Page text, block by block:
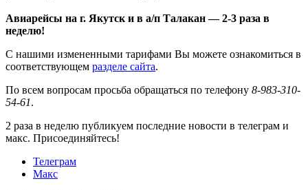
Авиарейсы на г. Якутск и в а/п Талакан — 2-3 раза в
неделю!
С нашими измененными тарифами Вы можете ознакомиться в
соответствующем разделе сайта.
По всем вопросам просьба обращаться по телефону 8-983-310-
54-61.
2 раза в неделю публикуем последние новости в телеграм и
макс. Присоединяйтесь!
Телеграм
Макс